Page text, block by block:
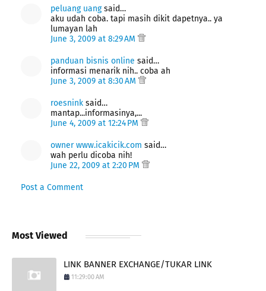
peluang uangsaid…
aku udah coba. tapi masih dikit dapetnya.. ya
lumayan lah
June 3, 2009 at 8:29 AM
panduan bisnis online said…
informasi menarik nih.. coba ah
June 3, 2009 at 8:30 AM
roesnink said…
mantap...informasinya,...
June 4, 2009 at 12:24 PM
owner www.icakicik.com said…
wah perlu dicoba nih!
June 22, 2009 at 2:20 PM
Post a Comment
Most Viewed
LINK BANNER EXCHANGE/TUKAR LINK
11:29:00 AM